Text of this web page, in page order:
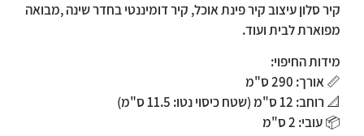
קיר סלון עיצוב קיר פינת אוכל, קיר דומיננטי בחדר שינה ,מבואה
מפוארת לבית ועוד.
מידות החיפוי:
📏אורך:
📐 רוחב:
📦עובי: